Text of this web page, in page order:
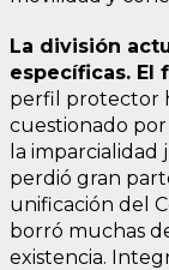
La división
específicas. El
perfil protector
cuestionado
la imparcialidad
perdió gran
unificación del
borró muchas
existencia.